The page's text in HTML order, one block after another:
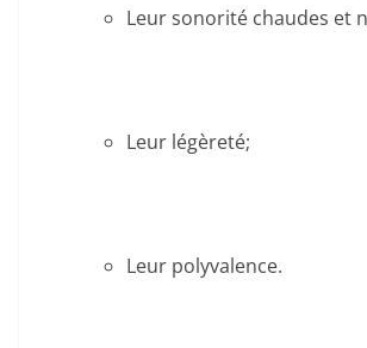
Leur sonorité chaudes et
Leur ⁣légèreté;
Leur polyvalence.